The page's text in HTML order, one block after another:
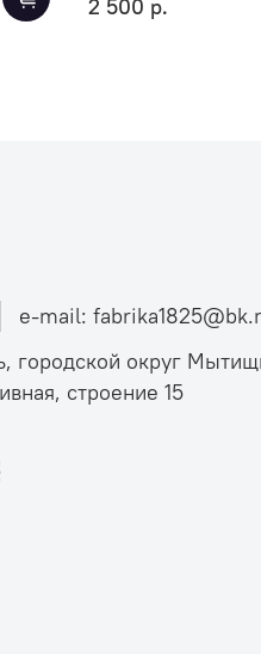
2 500 р.
e-mail:
городской округ
строение 15